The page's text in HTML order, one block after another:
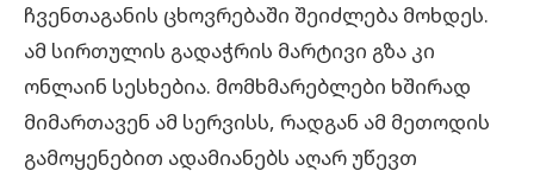
ჩვენთაგანის ცხოვრებაში შეიძლება მოხდეს.
ამ სირთულის გადაჭრის მარტივი გზა კი
ონლაინ სესხებია. მომხმარებლები ხშირად
მიმართავენ ამ სერვისს, რადგან ამ მეთოდის
გამოყენებით ადამიანებს აღარ უწევთ